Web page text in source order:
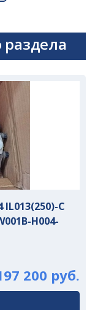
раздела
C
H004-
200 руб.